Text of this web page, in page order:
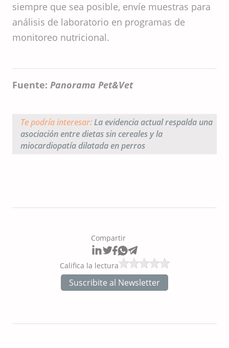
siempre que sea posible, envíe muestras para
análisis de laboratorio en programas de
monitoreo nutricional.
Fuente: Panorama Pet&Vet
Te podría interesar:La evidencia actual respalda una
asociación entre dietas sin cereales y la
miocardiopatía dilatada en perros
Compartir
Califica la lectura
Suscribite al Newsletter